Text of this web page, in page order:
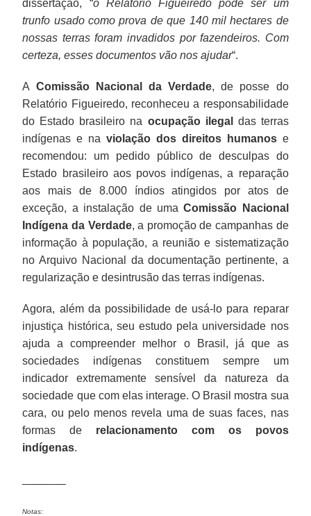
dissertação, “o Relatório Figueiredo pode ser um
trunfo usado como prova de que 140 mil hectares de
nossas terras foram invadidos por fazendeiros. Com
certeza, esses documentos vão nos ajudar“.
A Comissão Nacional da Verdade, de posse do
Relatório Figueiredo, reconheceu a responsabilidade
do Estado brasileiro na ocupação ilegal
das terras
indígenas e naviolação dos direitos humanose
recomendou: um pedido público de desculpas do
Estado brasileiro aos povos indígenas, a reparação
aos mais de 8.000 índios atingidos por atos de
exceção, a instalação de umaComissão Nacional
Indígena da Verdade, a promoção de campanhas de
informação à população, a reunião e sistematização
no Arquivo Nacional da documentação pertinente, a
regularização e desintrusão das terras indígenas.
Agora, além da possibilidade de usá-lo para reparar
injustiça histórica, seu estudo pela universidade nos
ajuda a compreender melhor o Brasil, já que as
sociedades indígenas constituem sempre um
indicador extremamente sensível da natureza da
sociedade que com elas interage. O Brasil mostra sua
cara, ou pelo menos revela uma de suas faces, nas
formas de relacionamento com os povos
indígenas.
Notas: